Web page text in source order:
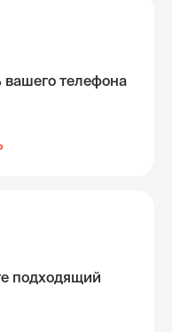
вашего телефона
подходящий